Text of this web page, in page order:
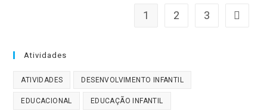
1 2 3 Ir para
Atividades
ATIVIDADES DESENVOLVIMENTO INFANTIL
EDUCACIONAL EDUCAÇÃO INFANTIL